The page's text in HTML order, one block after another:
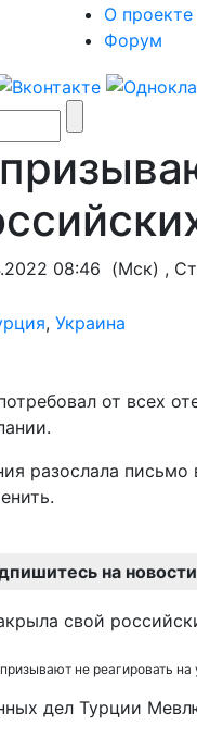
О проекте
Форум
08:46 (Мск) ,
, Украина
от всех
разослала письмо
на
свой
не реагировать
дел Турции